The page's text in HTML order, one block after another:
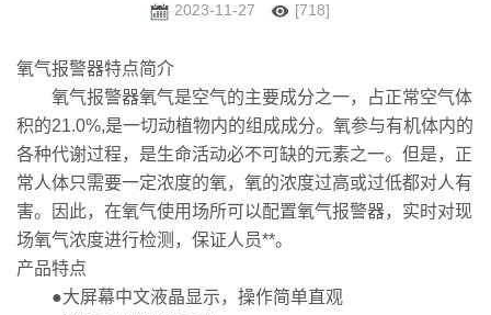
2023-11-27 [718]
氧气报警器特点简介
氧气报警器氧气是空气的主要成分之一，占正常空气体
积的21.0%,是一切动植物内的组成成分。氧参与有机体内的
各种代谢过程，是生命活动必不可缺的元素之一。但是，正
常人体只需要一定浓度的氧，氧的浓度过高或过低都对人有
害。因此，在氧气使用场所可以配置氧气报警器，实时对现
场氧气浓度进行检测，保证人员**。
产品特点
●大屏幕中文液晶显示，操作简单直观